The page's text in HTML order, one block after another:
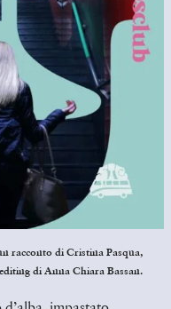
racconto di Cristina Pasqua,
editing di Anna Chiara Bassan.